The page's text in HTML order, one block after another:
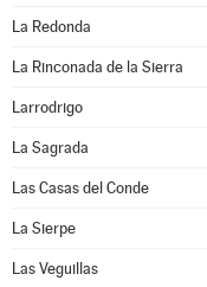
La Redonda
La Rinconada de la Sierra
Larrodrigo
La Sagrada
Las Casas del Conde
La Sierpe
Las Veguillas